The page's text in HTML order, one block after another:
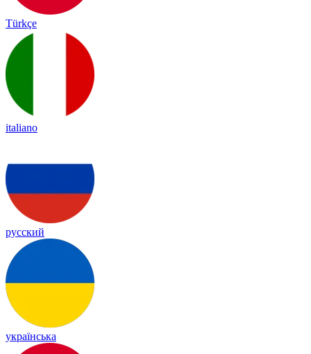
Türkçe
italiano
русский
українська